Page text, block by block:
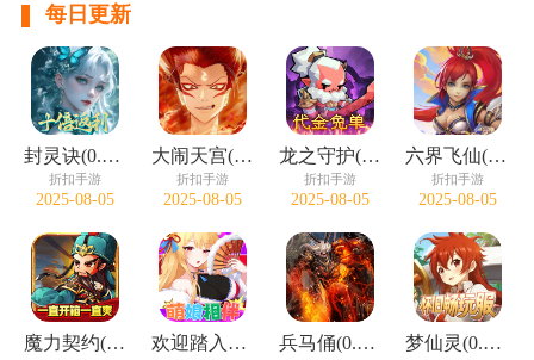
每日更新
封灵诀(0.05十倍返利免单版)
折扣手游
2025-08-05
大闹天宫(0.05折开箱买断版)
折扣手游
2025-08-05
龙之守护(0.05折代金免单)
折扣手游
2025-08-05
六界飞仙(0.1折免费送6480)
折扣手游
2025-08-05
魔力契约(江东儿郎0.05折) 欢迎踏入金戈铁马的战国世界！这里，广袤大地被战火肆意灼烧，巍峨城垣见证过无数次的攻防拉锯，残垣断壁诉说着往昔的惊心动魄。 风云变幻间，你将与白起等豪杰并肩同行，感受他们的壮志豪情。宫廷权谋诡谲，各方势 兵马俑(0.1折无双战国) 梦仙灵(0.05折怀旧畅玩版)